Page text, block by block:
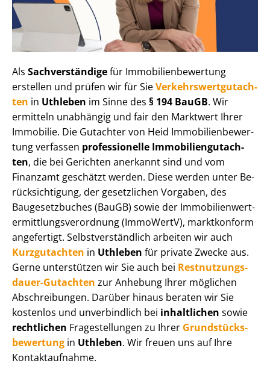
Als Sachverständigefür Im­mo­bi­li­en­be­wer­tung
erstellen und prüfen wir für SieVer­kehrs­wert­gut­ach­
ten in Uthleben im Sinne des § 194 BauGB. Wir
ermitteln unabhängig und fair den Marktwert Ihrer
Immobilie. Die Gutachter von Heid Im­mo­bi­li­en­be­wer­
tung verfassen professionelle Im­mo­bi­li­en­gut­ach­
ten, die bei Gerichten anerkannt sind und vom
Finanzamt geschätzt werden. Diese werden unter Be­
rück­sich­ti­gung, der gesetzlichen Vorgaben, des
Baugesetzbuches (BauGB) sowie der Im­mo­bi­li­en­wert­
ermitt­lungs­ver­ord­nung (ImmoWertV), marktkonform
angefertigt. Selbst­ver­ständ­lich arbeiten wir auch
Kurzgutachten in Uthleben für private Zwecke aus.
Gerne unterstützen wir Sie auch bei Rest­nut­zungs­
dau­er-Gutachten zur Anhebung Ihrer möglichen
Abschreibungen. Darüber hinaus beraten wir Sie
kostenlos und unverbindlich bei inhaltlichen sowie
rechtlichen Fragestellungen zu Ihrer Grund­stücks­
be­wer­tung in Uthleben. Wir freuen uns auf Ihre
Kontaktaufnahme.